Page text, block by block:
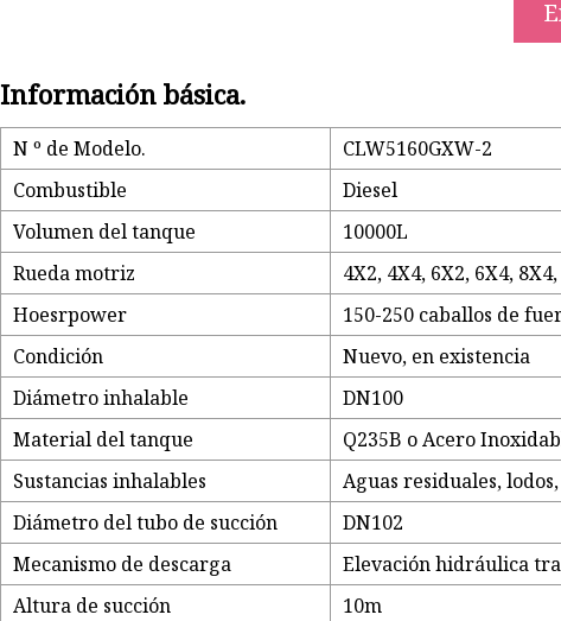
Información básica.
N º de Modelo.
CLW5160GXW-2
Combustible
Diesel
Volumen del tanque
10000L
Rueda motriz
4X2, 4X4, 6X2, 6X4,
Hoesrpower
150-250 caballos de
Condición
Nuevo, en existencia
Diámetro inhalable
DN100
Material del tanque
Q235B o Acero
Sustancias inhalables
Aguas residuales,
Diámetro del tubo de succión
DN102
Mecanismo de descarga
Elevación hidráulica
Altura de succión
10m